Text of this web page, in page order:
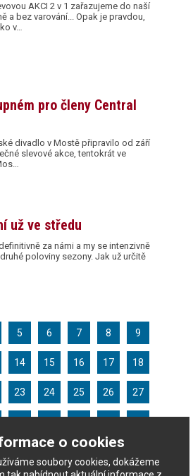
o cookies
soubory cookies, dokážeme
AKCI 2 v 1 zařazujeme do naší
a bez varování... Opak je pravdou,
v…
pro členy Central
divadlo v Mostě připravilo od září
slevové akce, tentokrát ve
už ve středu
za námi a my se intenzivně
poloviny sezony. Jak už určitě
5 6 7 8 9
14 15 16 17 18
23 24 25 26 27